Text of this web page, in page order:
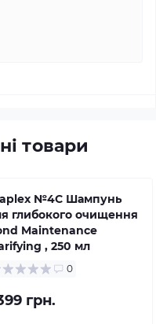
товари
№4C Шампунь
глибокого очищення
Maintenance
, 250 мл
0
грн.